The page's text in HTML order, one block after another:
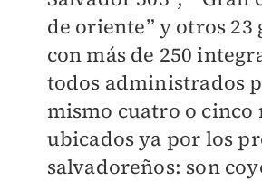
de oriente” y otros 23
con más de 250
todos administrados
mismo cuatro o cinco
ubicados ya por los
salvadoreños: son